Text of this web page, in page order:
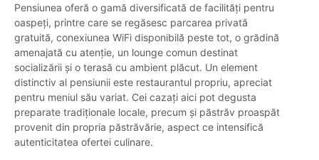
Pensiunea oferă o gamă diversificată de facilități pentru
oaspeți, printre care se regăsesc parcarea privată
gratuită, conexiunea WiFi disponibilă peste tot, o grădină
amenajată cu atenție, un lounge comun destinat
socializării și o terasă cu ambient plăcut. Un element
distinctiv al pensiunii este restaurantul propriu, apreciat
pentru meniul său variat. Cei cazați aici pot degusta
preparate tradiționale locale, precum și păstrăv proaspăt
provenit din propria păstrăvărie, aspect ce intensifică
autenticitatea ofertei culinare.